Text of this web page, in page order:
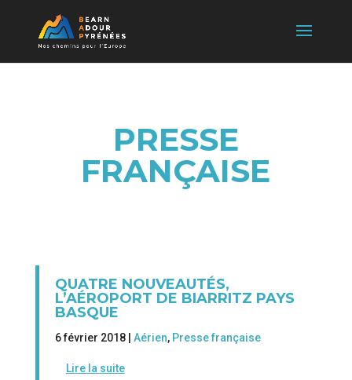
PRESSE
FRANÇAISE
QUATRE NOUVEAUTÉS,
L’AÉROPORT DE BIARRITZ PAYS
BASQUE
6 février 2018 | Aérien, Presse française
Lire la suite